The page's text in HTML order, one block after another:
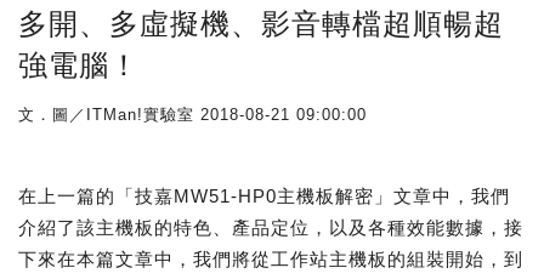
多開、多虛擬機、影音轉檔超順暢超
強電腦！
文．圖／ITMan!實驗室 2018-08-21 09:00:00
在上一篇的「技嘉MW51-HP0主機板解密」文章中，我們
介紹了該主機板的特色、產品定位，以及各種效能數據，接
下來在本篇文章中，我們將從工作站主機板的組裝開始，到